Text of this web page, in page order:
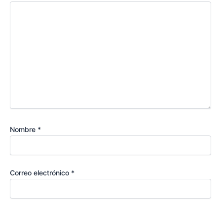
Nombre *
Correo electrónico *